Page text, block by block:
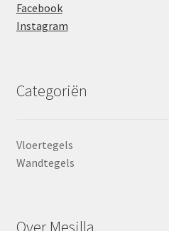
Facebook
Instagram
Categoriën
Vloertegels
Wandtegels
Over Mesilla.